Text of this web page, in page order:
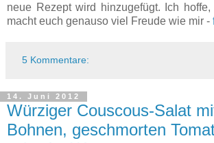
neue Rezept wird hinzugefügt. Ich
macht euch genauso viel Freude wie mir -
5 Kommentare:
14. Juni 2012
Würziger Couscous-Salat
Bohnen, geschmorten